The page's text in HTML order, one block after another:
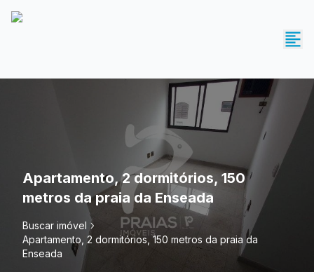
Apartamento, 2 dormitórios, 150
metros da praia da Enseada
Buscar imóvel
Apartamento, 2 dormitórios, 150 metros da praia da
Enseada